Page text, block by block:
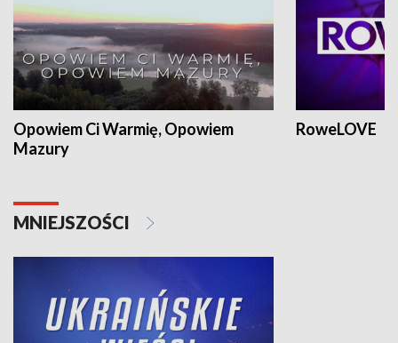
Opowiem Ci Warmię, Opowiem
Mazury
RoweLOVE
MNIEJSZOŚCI